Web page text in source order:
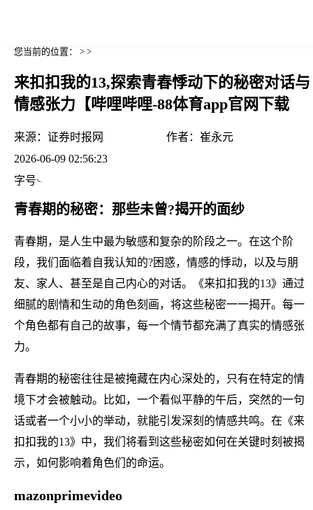
您当前的位置： > >
来扣扣我的13,探索青春悸动下的秘密对话与
情感张力【哔哩哔哩-88体育app官网下载
来源： 证券时报网 作者： 崔永元
2026-06-09 02:56:23
字号
青春期的秘密：那些未曾?揭开的面纱
青春期，是人生中最为敏感和复杂的阶段之一。在这个阶
段，我们面临着自我认知的?困惑，情感的悸动，以及与朋
友、家人、甚至是自己内心的对话。《来扣扣我的13》通过
细腻的剧情和生动的角色刻画，将这些秘密一一揭开。每一
个角色都有自己的故事，每一个情节都充满了真实的情感张
力。
青春期的秘密往往是被掩藏在内心深处的，只有在特定的情
境下才会被触动。比如，一个看似平静的午后，突然的一句
话或者一个小小的举动，就能引发深刻的情感共鸣。在《来
扣扣我的13》中，我们将看到这些秘密如何在关键时刻被揭
示，如何影响着角色们的命运。
mazonprimevideo